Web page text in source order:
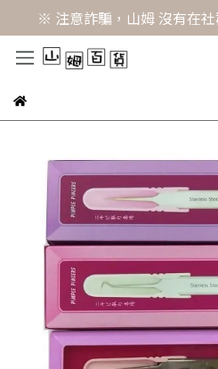
※ 注意詐騙，山姆 沒有在